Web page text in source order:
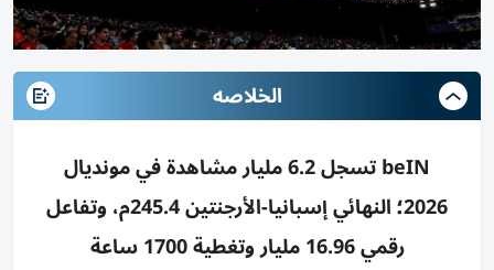
الخلاصه
beIN تسجل 6.2 مليار مشاهدة في مونديال
2026؛ النهائي إسبانيا-الأرجنتين 245.4م، وتفاعل
رقمي 16.96 مليار وتغطية 1700 ساعة